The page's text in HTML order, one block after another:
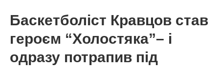
Лідія Каменських Маша Єфросиніна
Оля Полякова
Тіна Кароль
Юлія Саніна
22.08.2023 22:13